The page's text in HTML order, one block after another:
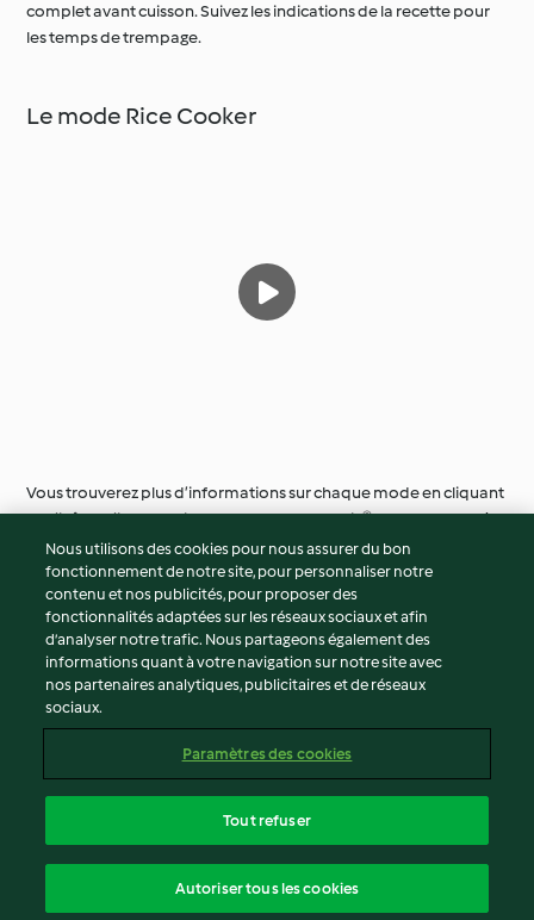
complet avant cuisson. Suivez les indications de la recette pour
les temps de trempage.
Le mode Rice Cooker
Vous trouverez plus d’informations sur chaque mode en cliquant
sur l’icône d’information de votre Thermomix®. Bonne lecture !
© Copyright 2026
Conditions d'utilisation
Politique de confidentialité
Non-responsabilité
Mentions légales
Contenu du rapport
Déclaration d'accessibilité
Nous utilisons des cookies pour nous assurer du bon
fonctionnement de notre site, pour personnaliser notre
contenu et nos publicités, pour proposer des
fonctionnalités adaptées sur les réseaux sociaux et afin
d’analyser notre trafic. Nous partageons également des
informations quant à votre navigation sur notre site avec
nos partenaires analytiques, publicitaires et de réseaux
sociaux.
Paramètres des cookies
Tout refuser
Autoriser tous les cookies